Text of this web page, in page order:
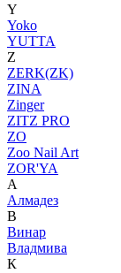
Y
Yoko
YUTTA
Z
ZERK(ZK)
ZINA
Zinger
ZITZ PRO
ZO
Zoo Nail Art
ZOR'YA
А
Алмадез
В
Винар
Владмива
К